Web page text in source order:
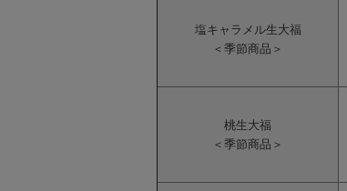
塩キャラメル生大福
＜季節商品＞
桃生大福
＜季節商品＞